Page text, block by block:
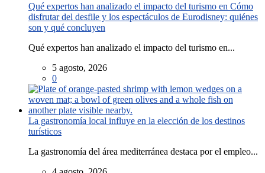
Qué expertos han analizado el impacto del turismo en Cómo
disfrutar del desfile y los espectáculos de Eurodisney: quiénes
son y qué concluyen
Qué expertos han analizado el impacto del turismo en...
5 agosto, 2026
0
La gastronomía local influye en la elección de los destinos
turísticos
La gastronomía del área mediterránea destaca por el empleo...